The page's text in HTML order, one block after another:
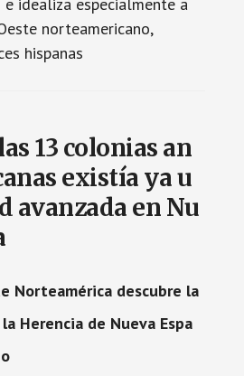
norteamericano,
hispanas
13 colonias an
existía ya u
avanzada en Nu
Norteamérica descubre la
Herencia de Nueva Espa